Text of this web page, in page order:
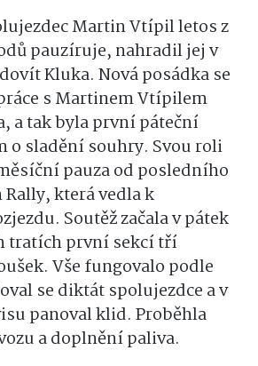
Martin Vtípil letos z
pauzíruje, nahradil jej v
Kluka. Nová posádka se
s Martinem Vtípilem
a tak byla první páteční
o sladění souhry. Svou roli
pauza od posledního
která vedla k
Soutěž začala v pátek
tratích první sekcí tří
Vše fungovalo podle
se diktát spolujezdce a v
panoval klid. Proběhla
a doplnění paliva.